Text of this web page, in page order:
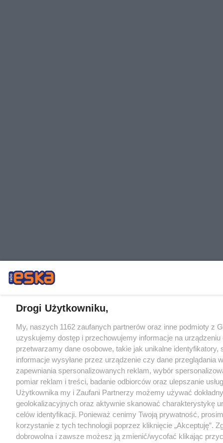
Drogi Użytkowniku,
My, naszych 1162 zaufanych partnerów oraz inne podmioty z
uzyskujemy dostęp i przechowujemy informacje na urządzeniu
przetwarzamy dane osobowe, takie jak unikalne identyfikatory,
informacje wysyłane przez urządzenie czy dane przeglądania
zapewniania spersonalizowanych reklam, wybór
pomiar reklam i treści, badanie odbiorców oraz ulepszanie
Użytkownika my i Zaufani Partnerzy możemy używać
geolokalizacyjnych oraz aktywnie skanować charakterystykę
celów identyfikacji. Ponieważ cenimy Twoją prywatność,
korzystanie z tych technologii poprzez kliknięcie „Akceptuję”.
dobrowolna i zawsze możesz ją zmienić/wycofać klikając